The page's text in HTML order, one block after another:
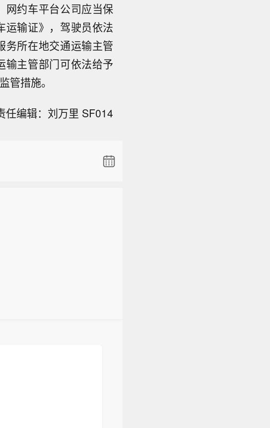
网约车平台公司应当保
运输证》，驾驶员依法
务所在地交通运输主管
输主管部门可依法给予
管措施。
任编辑：刘万里 SF014